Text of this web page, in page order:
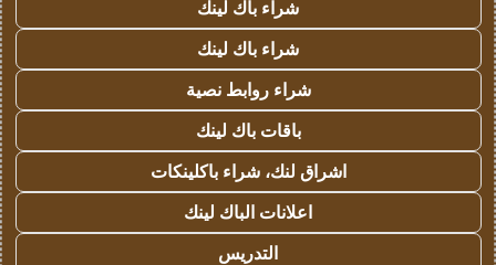
شراء باك لينك
شراء باك لينك
شراء روابط نصية
باقات باك لينك
اشراق لنك، شراء باكلينكات
اعلانات الباك لينك
التدريس